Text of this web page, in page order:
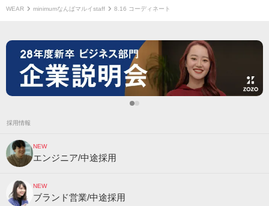
WEAR minimumなんばマルイstaff 8.16 コーディネート
採用情報
NEW
エンジニア/中途採用
NEW
ブランド営業/中途採用